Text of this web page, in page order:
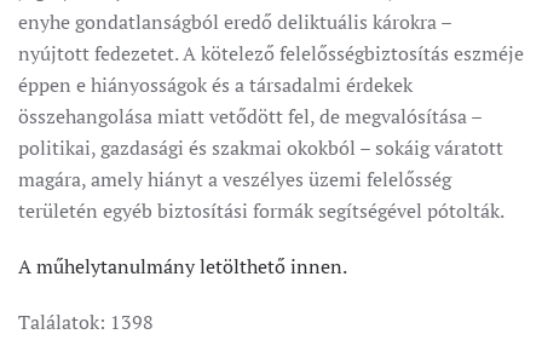
enyhe gondatlanságból eredő deliktuális károkra –
nyújtott fedezetet. A kötelező felelősségbiztosítás eszméje
éppen e hiányosságok és a társadalmi érdekek
összehangolása miatt vetődött fel, de megvalósítása –
politikai, gazdasági és szakmai okokból – sokáig váratott
magára, amely hiányt a veszélyes üzemi felelősség
területén egyéb biztosítási formák segítségével pótolták.
A műhelytanulmány letölthető innen.
Találatok: 1398